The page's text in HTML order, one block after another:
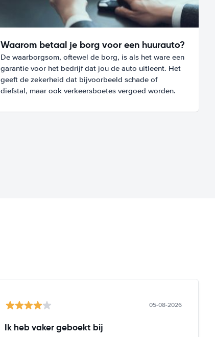
Waarom betaal je borg voor een huurauto?
De waarborgsom, oftewel de borg, is als het ware een
garantie voor het bedrijf dat jou de auto uitleent. Het
geeft de zekerheid dat bijvoorbeeld schade of
diefstal, maar ook verkeersboetes vergoed worden.
05-08-2026
Ik heb vaker geboekt bij